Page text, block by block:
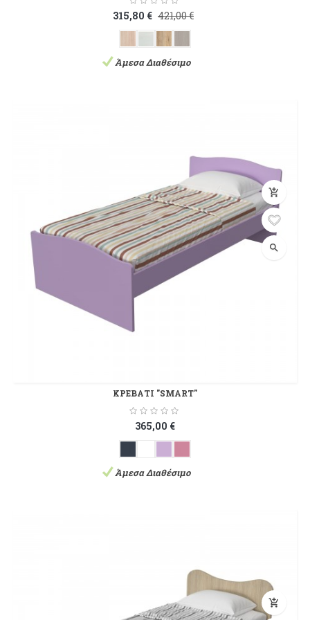
315,80 € 421,00 €
Άμεσα Διαθέσιμο
add_shopping_cart
search
ΚΡΕΒΑΤΙ "SMART"
365,00 €
Άμεσα Διαθέσιμο
add_shopping_cart